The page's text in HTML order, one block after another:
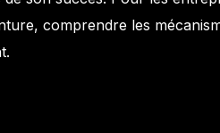
comprendre les